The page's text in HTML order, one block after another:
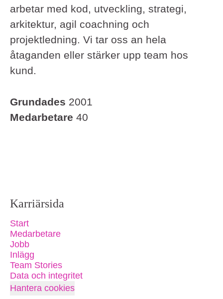
arbetar med kod, utveckling, strategi,
arkitektur, agil coachning och
projektledning. Vi tar oss an hela
åtaganden eller stärker upp team hos
kund.
Grundades 2001
Medarbetare 40
Karriärsida
Start
Medarbetare
Jobb
Inlägg
Team Stories
Data och integritet
Hantera cookies